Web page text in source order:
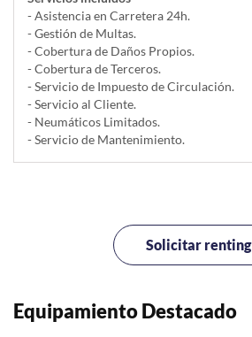
- Asistencia en Carretera 24h.
- Gestión de Multas.
- Cobertura de Daños Propios.
- Cobertura de Terceros.
- Servicio de Impuesto de Circulación.
- Servicio al Cliente.
- Neumáticos Limitados.
- Servicio de Mantenimiento.
Solicitar renting
Equipamiento Destacado